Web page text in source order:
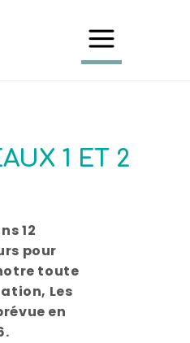
1 ET 2
12
pour
toute
Les
en